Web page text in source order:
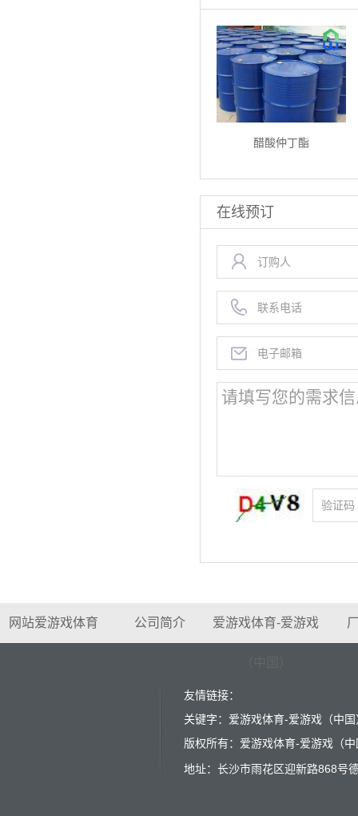
醋酸仲丁酯
在线预订
网站爱游戏体育 公司简介 爱游戏体育-爱游戏
友情链接：
关键字：爱游戏体育-爱游戏（中
版权所有：爱游戏体育-爱游戏（
地址：长沙市雨花区迎新路868号